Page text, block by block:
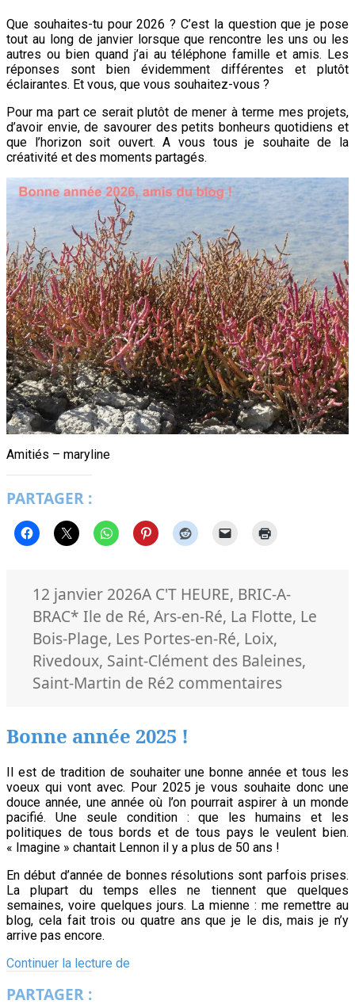
Que souhaites-tu pour 2026 ? C’est la question que je pose
tout au long de janvier lorsque que rencontre les uns ou les
autres ou bien quand j’ai au téléphone famille et amis. Les
réponses sont bien évidemment différentes et plutôt
éclairantes. Et vous, que vous souhaitez-vous ?
Pour ma part ce serait plutôt de mener à terme mes projets,
d’avoir envie, de savourer des petits bonheurs quotidiens et
que l’horizon soit ouvert. A vous tous je souhaite de la
créativité et des moments partagés.
Amitiés – maryline
PARTAGER :
Publié
le
12 janvier 2026Catégories
A C'T HEURE, BRIC-A-
BRACMots-
clés
* Ile de Ré,Ars-en-Ré, La Flotte, Le
Bois-Plage, Les Portes-en-Ré, Loix,
Rivedoux, Saint-Clément des Baleines,
Saint-Martin de Ré2 commentairessur
Bonne année 2025 !
Il est de tradition de souhaiter une bonne année et tous les
voeux qui vont avec. Pour 2025 je vous souhaite donc une
douce année, une année où l’on pourrait aspirer à un monde
pacifié. Une seule condition : que les humains et les
politiques de tous bords et de tous pays le veulent bien.
« Imagine » chantait Lennon il y a plus de 50 ans !
En début d’année de bonnes résolutions sont parfois prises.
La plupart du temps elles ne tiennent que quelques
semaines, voire quelques jours. La mienne : me remettre au
blog, cela fait trois ou quatre ans que je le dis, mais je n’y
arrive pas encore.
Continuer la lecture de
PARTAGER :